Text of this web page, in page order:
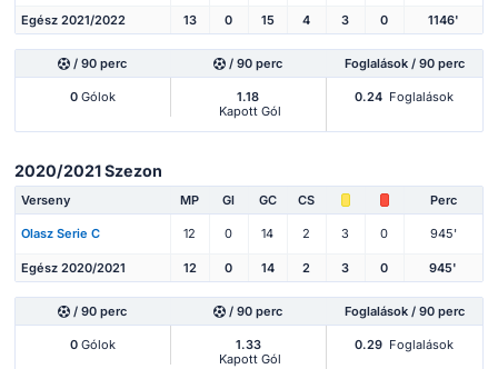
Egész 2021/2022 13 0 15 4 3 0 1146'
/ 90 perc / 90 perc Foglalások / 90 perc
0Gólok
1.18
Kapott Gól
0.24 Foglalások
2020/2021 Szezon
Verseny MP Gl GC CS Perc
Olasz Serie C 12 0 14 2 3 0 945'
Egész 2020/2021 12 0 14 2 3 0 945'
/ 90 perc / 90 perc Foglalások / 90 perc
0Gólok
1.33
Kapott Gól
0.29 Foglalások